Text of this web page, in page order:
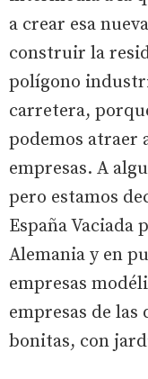
a crear esa
construir la
polígono
carretera,
podemos atraer
empresas. A
pero estamos
España Vaciada
Alemania y en
empresas
empresas de las
bonitas, con